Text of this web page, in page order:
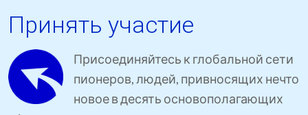
Принять участие
Присоединяйтесь к глобальной сети
пионеров, людей, привносящих нечто
новое в десять основополагающих